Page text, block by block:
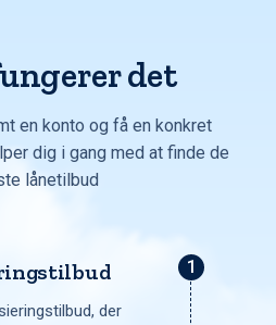
det
en konto og få en konkret
dig i gang med at finde de
lånetilbud
der